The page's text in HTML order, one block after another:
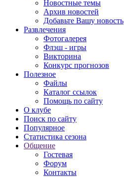
Новостные темы
Архив новостей
Добавьте Вашу новость
Развлечения
Фотогалерея
Флэш - игры
Викторина
Конкурс прогнозов
Полезное
Файлы
Каталог ссылок
Помощь по сайту
О клубе
Поиск по сайту
Популярное
Статистика сезона
Общение
Гостевая
Форум
Контакты